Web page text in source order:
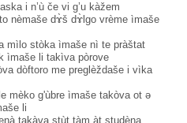
i n’ù če vi g’u kàžem
nèmaše dɤ̀š dɤ̀lgo vrème ìmaše
mìlo stòka ìmaše nì te pràštat
ìmaše li takìva pòrove
dòftoro me preglèždaše i vìka
mèko g'ùbre ìmaše takòva ot ə
li
takàva stùt tàm àt studèna